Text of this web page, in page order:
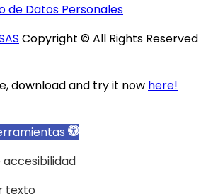
de Datos Personales
Copyright © All Rights Reserved
download and try it now here!
texto